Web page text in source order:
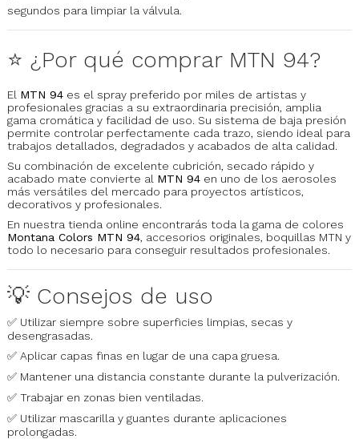
segundos para limpiar la válvula.
⭐ ¿Por qué comprar MTN 94?
El MTN 94 es el spray preferido por miles de artistas y
profesionales gracias a su extraordinaria precisión, amplia
gama cromática y facilidad de uso. Su sistema de baja presión
permite controlar perfectamente cada trazo, siendo ideal para
trabajos detallados, degradados y acabados de alta calidad.
Su combinación de excelente cubrición, secado rápido y
acabado mate convierte al MTN 94 en uno de los aerosoles
más versátiles del mercado para proyectos artísticos,
decorativos y profesionales.
En nuestra tienda online encontrarás toda la gama de colores
Montana Colors MTN 94, accesorios originales, boquillas MTN y
todo lo necesario para conseguir resultados profesionales.
💡 Consejos de uso
✅ Utilizar siempre sobre superficies limpias, secas y
desengrasadas.
✅ Aplicar capas finas en lugar de una capa gruesa.
✅ Mantener una distancia constante durante la pulverización.
✅ Trabajar en zonas bien ventiladas.
✅ Utilizar mascarilla y guantes durante aplicaciones
prolongadas.